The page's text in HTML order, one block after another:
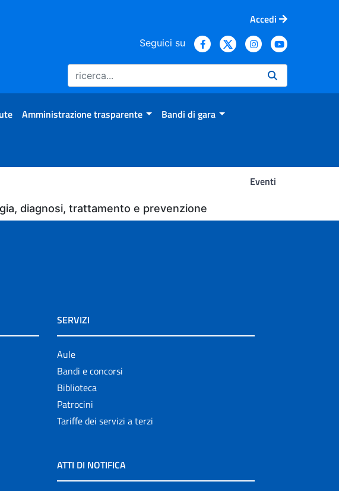
Accedi
Seguici su
Amministrazione trasparente Bandi di gara
Eventi
diagnosi, trattamento e prevenzione
SERVIZI
Aule
Bandi e concorsi
Biblioteca
Patrocini
Tariffe dei servizi a terzi
ATTI DI NOTIFICA